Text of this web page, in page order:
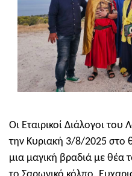
Οι Εταιρικοί Διάλογοι
την Κυριακή 3/8/2025 στο
μια μαγική βραδιά με θέα